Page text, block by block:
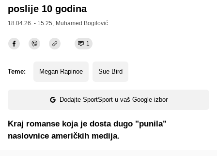
poslije 10 godina
18.04.26. - 15:25, Muhamed Bogilović
1
Teme: Megan Rapinoe Sue Bird
Dodajte SportSport u vaš Google izbor
Kraj romanse koja je dosta dugo "punila"
naslovnice američkih medija.